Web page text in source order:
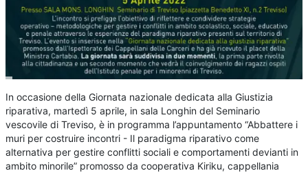
In occasione della Giornata nazionale dedicata alla Giustizia
riparativa, martedì 5 aprile, in sala Longhin del Seminario
vescovile di Treviso, è in programma l’appuntamento “Abbattere i
muri per costruire incontri - Il paradigma riparativo come
alternativa per gestire conflitti sociali e comportamenti devianti in
ambito minorile” promosso da cooperativa Kiriku, cappellania